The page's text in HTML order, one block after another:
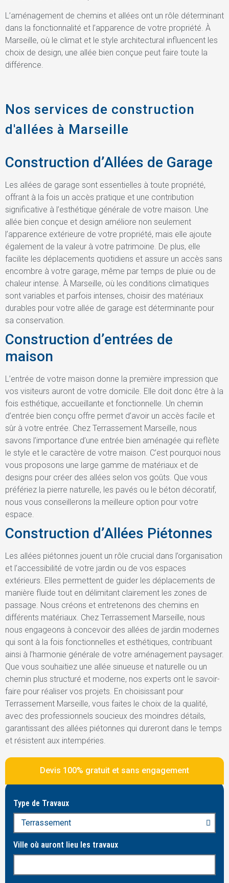
L’aménagement de chemins et allées ont un rôle déterminant
dans la fonctionnalité et l’apparence de votre propriété. À
Marseille, où le climat et le style architectural influencent les
choix de design, une allée bien conçue peut faire toute la
différence.
Nos services de construction
d'allées à Marseille
Construction d’Allées de Garage
Les allées de garage sont essentielles à toute propriété,
offrant à la fois un accès pratique et une contribution
significative à l’esthétique générale de votre maison. Une
allée bien conçue et design améliore non seulement
l’apparence extérieure de votre propriété, mais elle ajoute
également de la valeur à votre patrimoine. De plus, elle
facilite les déplacements quotidiens et assure un accès sans
encombre à votre garage, même par temps de pluie ou de
chaleur intense. À Marseille, où les conditions climatiques
sont variables et parfois intenses, choisir des matériaux
durables pour votre allée de garage est déterminante pour
sa conservation.
Construction d’entrées de
maison
L’entrée de votre maison donne la première impression que
vos visiteurs auront de votre domicile. Elle doit donc être à la
fois esthétique, accueillante et fonctionnelle. Un chemin
d’entrée bien conçu offre permet d’avoir un accès facile et
sûr à votre entrée. Chez Terrassement Marseille, nous
savons l’importance d’une entrée bien aménagée qui reflète
le style et le caractère de votre maison. C’est pourquoi nous
vous proposons une large gamme de matériaux et de
designs pour créer des allées selon vos goûts. Que vous
préfériez la pierre naturelle, les pavés ou le béton décoratif,
nous vous conseillerons la meilleure option pour votre
espace.
Construction d’Allées Piétonnes
Les allées piétonnes jouent un rôle crucial dans l’organisation
et l’accessibilité de votre jardin ou de vos espaces
extérieurs. Elles permettent de guider les déplacements de
manière fluide tout en délimitant clairement les zones de
passage. Nous créons et entretenons des chemins en
différents matériaux. Chez Terrassement Marseille, nous
nous engageons à concevoir des allées de jardin modernes
qui sont à la fois fonctionnelles et esthétiques, contribuant
ainsi à l’harmonie générale de votre aménagement paysager.
Que vous souhaitiez une allée sinueuse et naturelle ou un
chemin plus structuré et moderne, nos experts ont le savoir-
faire pour réaliser vos projets. En choisissant pour
Terrassement Marseille, vous faites le choix de la qualité,
avec des professionnels soucieux des moindres détails,
garantissant des allées piétonnes qui dureront dans le temps
et résistent aux intempéries.
Devis 100% gratuit et sans engagement
Type de Travaux
Ville où auront lieu les travaux